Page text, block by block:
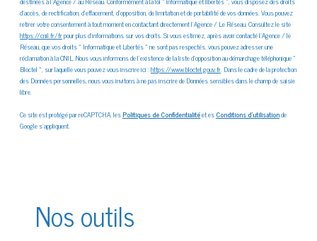
d’accès, de rectification, d’effacement, d’opposition, de limitation et de portabilité de vos données. Vous pouvez
retirer votre consentement à tout moment en contactant directement l’Agence / Le Réseau. Consultez le site
https://cnil.fr/frpour plus d’informations sur vos droits. Si vous estimez, après avoir contacté l'Agence / le
Réseau, que vos droits « Informatique et Libertés » ne sont pas respectés, vous pouvez adresser une
réclamation à la CNIL. Nous vous informons de l’existence de la liste d'opposition au démarchage téléphonique «
Bloctel », sur laquelle vous pouvez vous inscrire ici :https://www.bloctel.gouv.fr. Dans le cadre de la protection
des Données personnelles, nous vous invitons à ne pas inscrire de Données sensibles dans le champ de saisie
libre.
Ce site est protégé par reCAPTCHA, lesPolitiques de Confidentialitéet esConditions d'utilisationde
Google s'appliquent.
Nos outils